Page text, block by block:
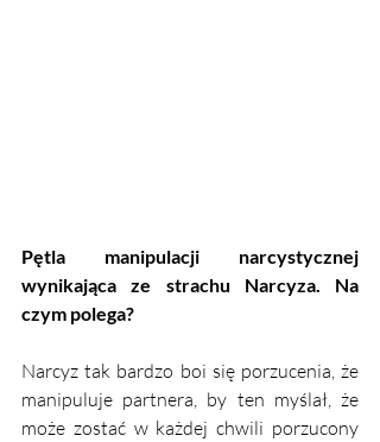
Pętla manipulacji narcystycznej
wynikająca ze strachu Narcyza. Na
czym polega?
Narcyz tak bardzo boi się porzucenia, że
manipuluje partnera, by ten myślał, że
może zostać w każdej chwili porzucony